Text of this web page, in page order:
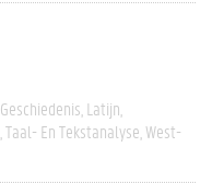
Geschiedenis Latijn
Taal- En Tekstanalyse West-